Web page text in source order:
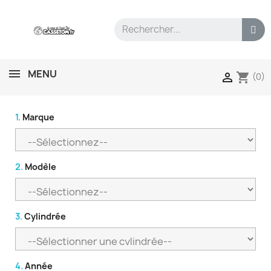
MENU  shopping_cart (0)
1. Marque
2. Modèle
3. Cylindrée
4. Année